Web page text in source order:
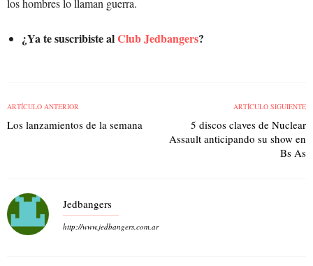
los hombres lo llaman guerra.
¿Ya te suscribiste alClub Jedbangers?
ARTÍCULO ANTERIOR
Los lanzamientos de la semana
ARTÍCULO SIGUIENTE
5 discos claves de Nuclear
Assault anticipando su show en
Bs As
Jedbangers
http://www.jedbangers.com.ar